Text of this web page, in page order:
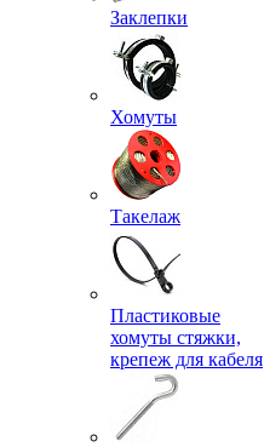
Заклепки
Хомуты
Такелаж
Пластиковые
хомуты стяжки,
крепеж для кабеля